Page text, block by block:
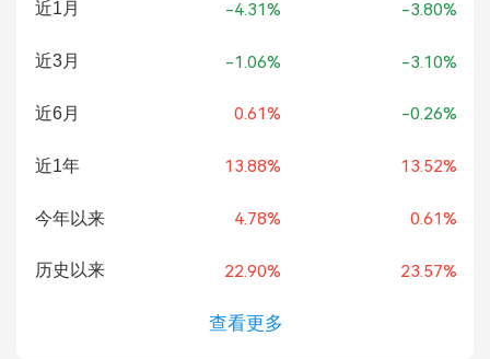
近1月 -4.31% -3.80%
近3月 -1.06% -3.10%
近6月 0.61% -0.26%
近1年 13.88% 13.52%
今年以来 4.78% 0.61%
历史以来 22.90% 23.57%
查看更多